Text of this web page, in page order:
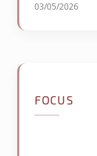
03/05/2026
FOCUS